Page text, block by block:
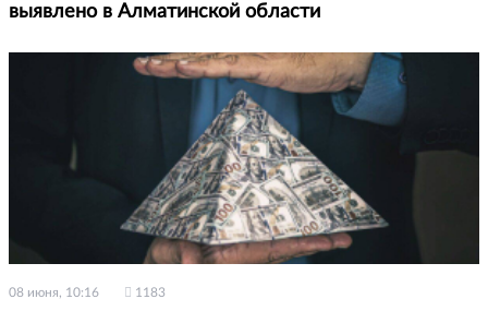
выявлено в Алматинской области
08 июня, 10:16 1183